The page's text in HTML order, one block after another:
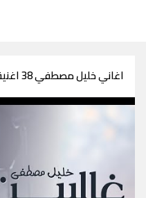
اغاني خليل مصطفي 38 اغنية